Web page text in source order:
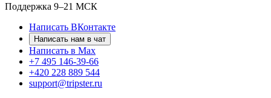
Поддержка 9–21 МСК
Написать ВКонтакте
Написать нам в чат
Написать в Max
+7 495 146-39-66
+420 228 889 544
support@tripster.ru